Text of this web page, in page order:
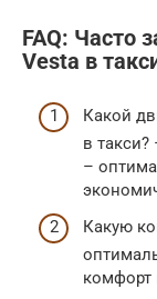
FAQ: Часто
Vesta в
Какой
в
–
Какую
комфорт